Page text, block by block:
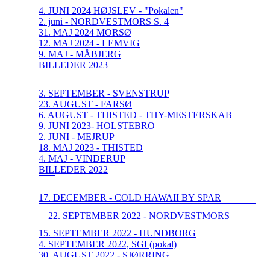
4. JUNI 2024 HØJSLEV - "Pokalen"
2. juni - NORDVESTMORS S. 4
31. MAJ 2024 MORSØ
12. MAJ 2024 - LEMVIG
9. MAJ - MÅBJERG
BILLEDER 2023
3. SEPTEMBER - SVENSTRUP
23. AUGUST - FARSØ
6. AUGUST - THISTED - THY-MESTERSKAB
9. JUNI 2023- HOLSTEBRO
2. JUNI - MEJRUP
18. MAJ 2023 - THISTED
4. MAJ - VINDERUP
BILLEDER 2022
17. DECEMBER - COLD HAWAII BY SPAR
22. SEPTEMBER 2022 - NORDVESTMORS
15. SEPTEMBER 2022 - HUNDBORG
4. SEPTEMBER 2022, SGI (pokal)
30. AUGUST 2022 - SJØRRING